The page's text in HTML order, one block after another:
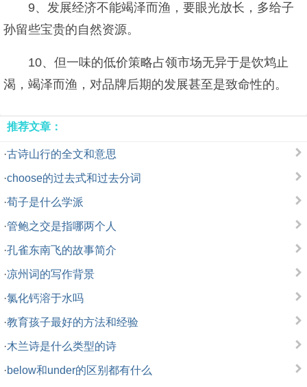
9、发展经济不能竭泽而渔，要眼光放长，多给子
孙留些宝贵的自然资源。
10、但一味的低价策略占领市场无异于是饮鸩止
渴，竭泽而渔，对品牌后期的发展甚至是致命性的。
推荐文章：
·古诗山行的全文和意思
·choose的过去式和过去分词
·荀子是什么学派
·管鲍之交是指哪两个人
·孔雀东南飞的故事简介
·凉州词的写作背景
·氯化钙溶于水吗
·教育孩子最好的方法和经验
·木兰诗是什么类型的诗
·below和under的区别都有什么